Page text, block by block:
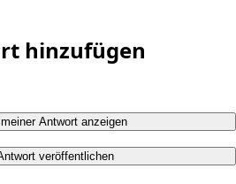
hinzufügen
Antwort anzeigen
veröffentlichen